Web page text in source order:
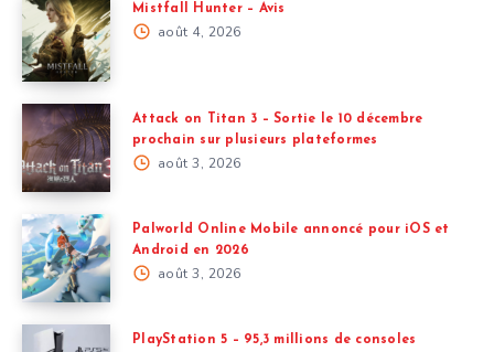
Mistfall Hunter – Avis
août 4, 2026
Attack on Titan 3 – Sortie le 10 décembre
prochain sur plusieurs plateformes
août 3, 2026
Palworld Online Mobile annoncé pour iOS et
Android en 2026
août 3, 2026
PlayStation 5 – 95,3 millions de consoles